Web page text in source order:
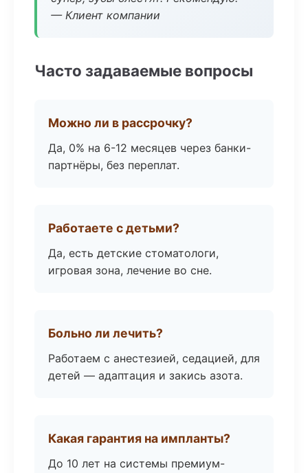
— Клиент компании
Часто задаваемые вопросы
Можно ли в рассрочку?
Да, 0% на 6-12 месяцев через банки-
партнёры, без переплат.
Работаете с детьми?
Да, есть детские стоматологи,
игровая зона, лечение во сне.
Больно ли лечить?
Работаем с анестезией, седацией, для
детей — адаптация и закись азота.
Какая гарантия на импланты?
До 10 лет на системы премиум-